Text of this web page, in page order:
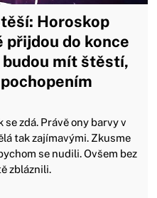
Horoskop
přijdou do konce
mít štěstí,
zdá. Právě ony barvy v
tak zajímavými. Zkusme
se nudili. Ovšem bez
zbláznili.